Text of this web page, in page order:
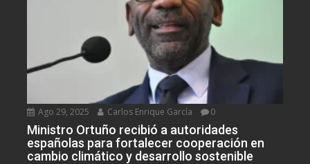
Ago 29, 2025 Carlos Enrique García 0
Ministro Ortuño recibió a autoridades
españolas para fortalecer cooperación en
cambio climático y desarrollo sostenible